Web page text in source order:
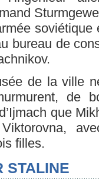
bureau de
de la ville
de
que
filles.
STALINE